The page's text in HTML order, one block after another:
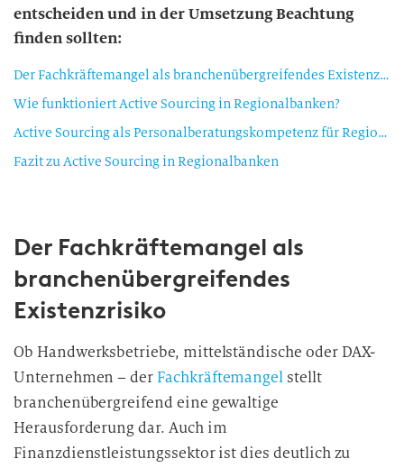
entscheiden und in der Umsetzung Beachtung
finden sollten:
Der Fachkräftemangel als branchenübergreifendes Existenzrisiko
Wie funktioniert Active Sourcing in Regionalbanken?
Active Sourcing als Personalberatungskompetenz für Regionalbanken: vier Erfolgsfaktoren
Fazit zu Active Sourcing in Regionalbanken
Der Fachkräftemangel als
branchenübergreifendes
Existenzrisiko
Ob Handwerksbetriebe, mittelständische oder DAX-
Unternehmen – derFachkräftemangel stellt
branchenübergreifend eine gewaltige
Herausforderung dar. Auch im
Finanzdienstleistungssektor ist dies deutlich zu